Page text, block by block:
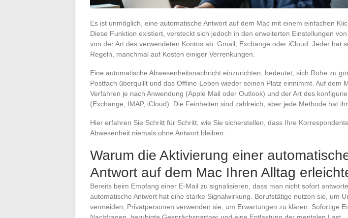
Es ist unmöglich, eine automatische Antwort auf dem Mac mit einem einfachen
Diese Funktion existiert, versteckt sich jedoch in den erweiterten Einstellungen
von der Art des verwendeten Kontos ab. Gmail, Exchange oder iCloud: Jeder hat
Regeln, manchmal auf Kosten einiger Verrenkungen.
Eine automatische Abwesenheitsnachricht einzurichten, bedeutet, sich Ruhe zu
Postfach überquillt und das Offline-Leben wieder seinen Platz einnimmt. Auf dem
Verfahren je nach Anwendung (Apple Mail oder Outlook) und der Art des
(Exchange, IMAP, iCloud). Die Feinheiten sind zahlreich, aber jede Methode hat
Hier erfahren Sie Schritt für Schritt, wie Sie sicherstellen, dass Ihre
Abwesenheit niemals ohne Antwort bleiben.
Warum die Aktivierung einer
Antwort auf dem Mac Ihren Alltag
Bereits beim Empfang einer E-Mail zu signalisieren, dass man nicht sofort
automatische Antwort hat eine starke Signalwirkung. Berufstätige nutzen sie, um
vermeiden, Privatpersonen verwenden sie, um Erwartungen zu klären. Sofortige